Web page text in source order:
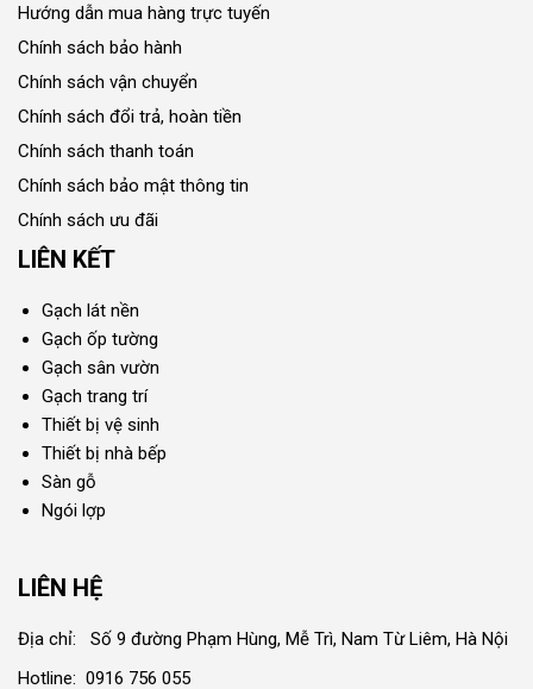
Hướng dẫn mua hàng trực tuyến
Chính sách bảo hành
Chính sách vận chuyển
Chính sách đổi trả, hoàn tiền
Chính sách thanh toán
Chính sách bảo mật thông tin
Chính sách ưu đãi
LIÊN KẾT
Gạch lát nền
Gạch ốp tường
Gạch sân vườn
Gạch trang trí
Thiết bị vệ sinh
Thiết bị nhà bếp
Sàn gỗ
Ngói lợp
LIÊN HỆ
Địa chỉ: Số 9 đường Phạm Hùng, Mễ Trì, Nam Từ Liêm, Hà Nội
Hotline: 0916 756 055